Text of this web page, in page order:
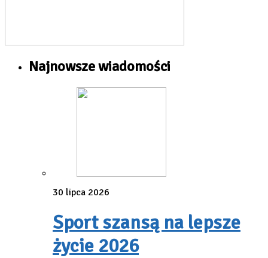
Najnowsze wiadomości
30 lipca 2026
Sport szansą na lepsze
życie 2026